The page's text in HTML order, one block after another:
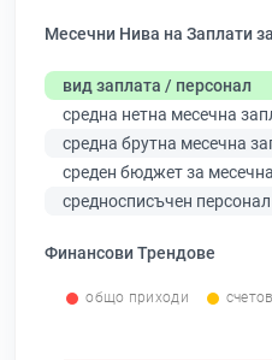
Месечни Нива на Заплати
вид заплата / персонал
средна нетна месечна
средна брутна месечна
среден бюджет за
средносписъчен персонал
Финансови Трендове
общо приходи